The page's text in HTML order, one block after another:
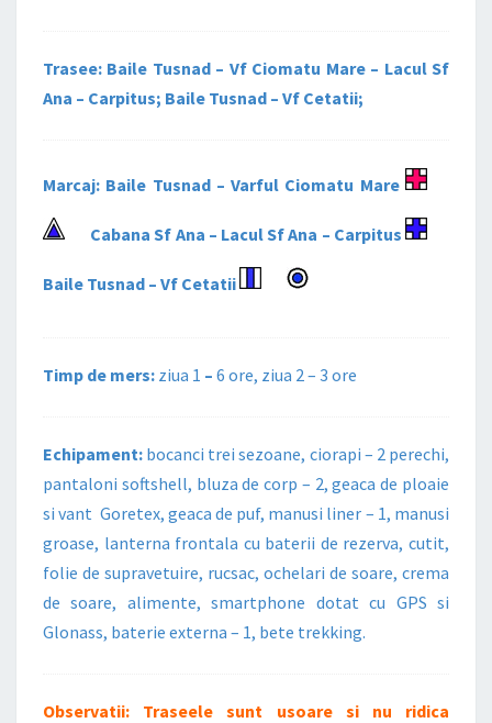
Trasee: Baile Tusnad – Vf Ciomatu Mare – Lacul Sf
Ana – Carpitus; Baile Tusnad – Vf Cetatii;
Marcaj: Baile Tusnad – Varful Ciomatu Mare
Cabana Sf Ana – Lacul Sf Ana – Carpitus
Baile Tusnad – Vf Cetatii
Timp de mers: ziua 1 – 6 ore, ziua 2 – 3 ore
Echipament: bocanci trei sezoane, ciorapi – 2 perechi,
pantaloni softshell, bluza de corp – 2, geaca de ploaie
si vant Goretex, geaca de puf, manusi liner – 1, manusi
groase, lanterna frontala cu baterii de rezerva, cutit,
folie de supravetuire, rucsac, ochelari de soare, crema
de soare, alimente, smartphone dotat cu GPS si
Glonass, baterie externa – 1, bete trekking.
Observatii: Traseele sunt usoare si nu ridica